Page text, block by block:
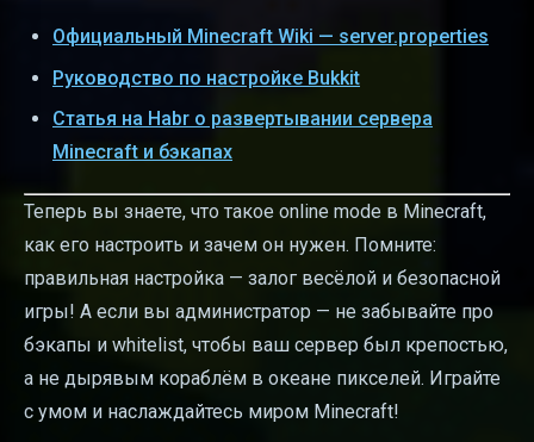
Официальный Minecraft Wiki — server.properties
Руководство по настройке Bukkit
Статья на Habr о развертывании сервера
Minecraft и бэкапах
Теперь вы знаете, что такое online mode в Minecraft,
как его настроить и зачем он нужен. Помните:
правильная настройка — залог весёлой и безопасной
игры! А если вы администратор — не забывайте про
бэкапы и whitelist, чтобы ваш сервер был крепостью,
а не дырявым кораблём в океане пикселей. Играйте
с умом и наслаждайтесь миром Minecraft!